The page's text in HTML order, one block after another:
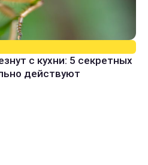
с кухни: 5 секретных
действуют